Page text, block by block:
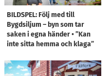
BILDSPEL: Följ med till
Bygdsiljum – byn som tar
saken i egna händer • ”Kan
inte sitta hemma och klaga”